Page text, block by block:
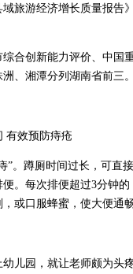
游经济增长质量报告》
创新能力评价、中国重
、湘潭分列湖南省前三
效预防痔疮
蹲厕时间过长，可直
。每次排便超过3分钟
或口服蜂蜜，使大便通
园，就让老师颇为头疼